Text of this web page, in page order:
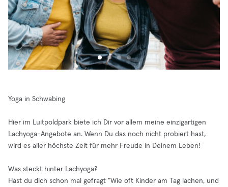
Yoga in Schwabing
Hier im Luitpoldpark biete ich Dir vor allem meine einzigartigen
Lachyoga-Angebote an. Wenn Du das noch nicht probiert hast,
wird es aller höchste Zeit für mehr Freude in Deinem Leben!
Was steckt hinter Lachyoga?
Hast du dich schon mal gefragt "Wie oft Kinder am Tag lachen, und